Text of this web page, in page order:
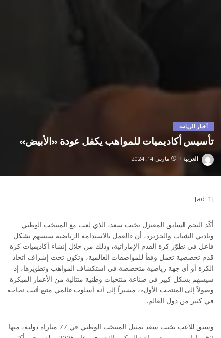
أخبار الرياضة
تأسيس أكاديميات للمواهب يكفل عودة «الأبيض»
Posted
العربية مارس 14, 2024
[ad_1]
أكّد النجم السابق المعتزل بخيت سعد، الذي لعب مع المنتخب الوطني
وناديي الشباب والجزيرة، أن «العمل بالاستدامة الرياضية سيسهم بشكل
فاعل في تطوّر كرة القدم الإماراتية، وذلك من خلال إنشاء أكاديميات كرة
قدم تخصصية تعمل وفقاً للمواصفات العالمية، وتكون تحت إشراف اتحاد
الكرة أو أي جهة رياضية متخصصة في استكشاف المواهب وتطويرها، إذ
سيسهم بشكل كبير في صناعة منتخبات وطنية متتالية من الأعمار المبكرة
وصولاً إلى المنتخب الأول»، مشيراً إلى أنه أسلوب عالمي متبع أثبت نجاحه
في كثير من دول العالم.
وسبق للاعب بخيت سعد تمثيل المنتخب الوطني في 77 مباراة دولية، منها